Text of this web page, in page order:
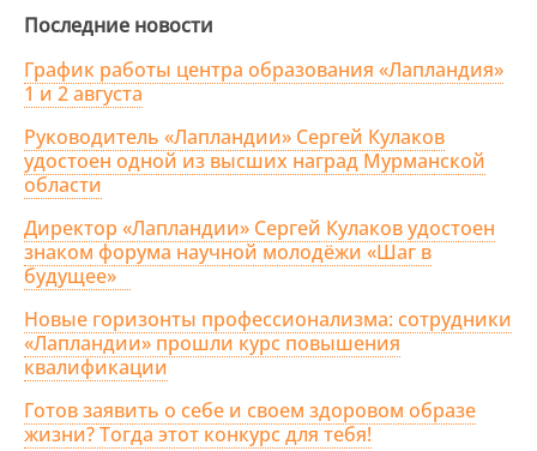
Последние новости
График работы центра образования «Лапландия»
1 и 2 августа
Руководитель «Лапландии» Сергей Кулаков
удостоен одной из высших наград Мурманской
области
Директор «Лапландии» Сергей Кулаков удостоен
знаком форума научной молодёжи «Шаг в
будущее»
Новые горизонты профессионализма: сотрудники
«Лапландии» прошли курс повышения
квалификации
Готов заявить о себе и своем здоровом образе
жизни? Тогда этот конкурс для тебя!